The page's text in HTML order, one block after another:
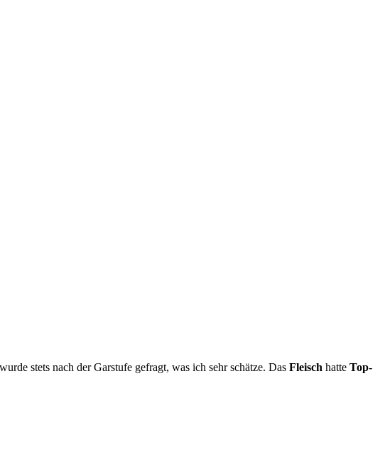
stets nach der Garstufe gefragt, was ich sehr schätze. Das Fleisch hatte Top-